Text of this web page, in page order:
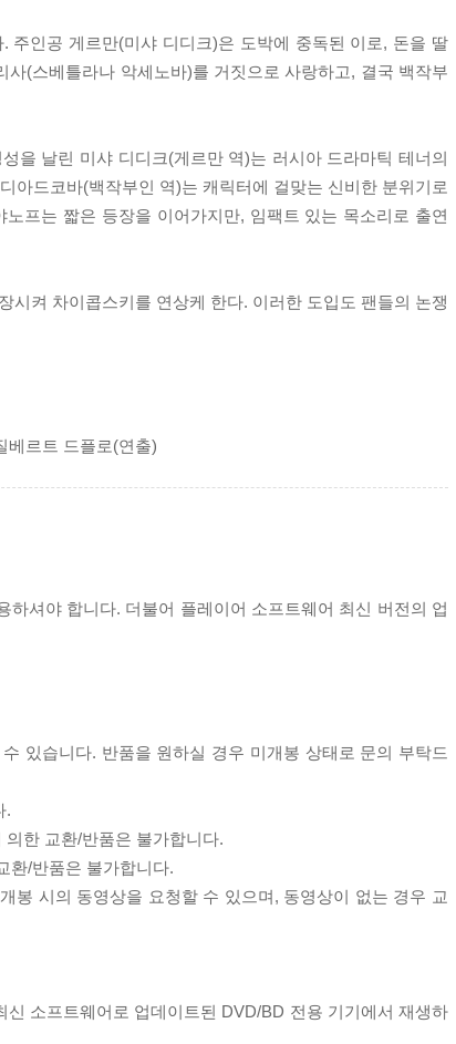
주인공 게르만(미샤 디디크)은 도박에 중독된 이로, 돈을 딸
(스베틀라나 악세노바)를 거짓으로 사랑하고, 결국 백작부
을 날린 미샤 디디크(게르만 역)는 러시아 드라마틱 테너의
아드코바(백작부인 역)는 캐릭터에 걸맞는 신비한 분위기로
프는 짧은 등장을 이어가지만, 임팩트 있는 목소리로 출연
켜 차이콥스키를 연상케 한다. 이러한 도입도 팬들의 논쟁
베르트 드플로(연출)
셔야 합니다. 더불어 플레이어 소프트웨어 최신 버전의 업
있습니다. 반품을 원하실 경우 미개봉 상태로 문의 부탁드
.
한 교환/반품은 불가합니다.
환/반품은 불가합니다.
봉 시의 동영상을 요청할 수 있으며, 동영상이 없는 경우 교
소프트웨어로 업데이트된 DVD/BD 전용 기기에서 재생하